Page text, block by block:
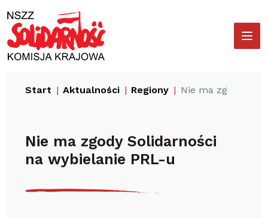
do
treści
Start Aktualności Regiony Nie ma zgody
Nie ma zgody Solidarności
na wybielanie PRL-u